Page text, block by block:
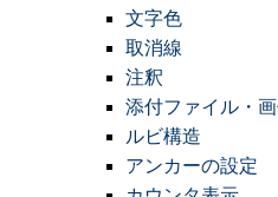
文字色
取消線
注釈
添付ファイル・
ルビ構造
アンカーの設定